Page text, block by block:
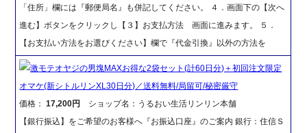
「住所」欄には『郵便局名』も併記してください。 ４．画面下の【次へ
進む】ボタンをクリックし【３】お支払方法 画面に進みます。 ５．
【お支払い方法をお選びください】欄で『代金引換』以外の方法を
激モテオヤジの男塊MAXお得な2袋セット(計60日分)＋初回注文限定
オマケ(新シトルリンXL30日分)／送料無料/局留可/秘密厳守
価格：17,200円
ショップ名：うるおい生活リンリン本舗
【銀行振込】をご希望のお客様へ『お振込口座』のご案内 銀行：住信Ｓ